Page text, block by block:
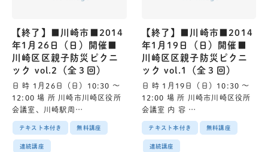
【終了】■川崎市■2014
年1月26日（日）開催■
川崎区区親子防災ピクニ
ック vol.2（全３回）
日 時 1月26日（日）10:30 〜
12:00 場 所 川崎市川崎区役所
会議室、川崎駅周…
テキスト本付き 無料講座
連続講座
【終了】■川崎市■2014
年1月19日（日）開催■
川崎区区親子防災ピクニ
ック vol.1（全３回）
日 時 1月19日（日）10:30 〜
12:00 場 所 川崎市川崎区役所
会議室 内 容 …
テキスト本付き 無料講座
連続講座